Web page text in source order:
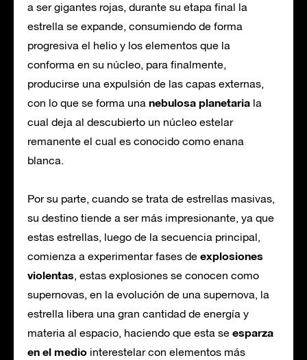
a ser gigantes rojas, durante su etapa final la
estrella se expande, consumiendo de forma
progresiva el helio y los elementos que la
conforma en su núcleo, para finalmente,
producirse una expulsión de las capas externas,
con lo que se forma una nebulosa planetaria la
cual deja al descubierto un núcleo estelar
remanente el cual es conocido como enana
blanca.
Por su parte, cuando se trata de estrellas masivas,
su destino tiende a ser más impresionante, ya que
estas estrellas, luego de la secuencia principal,
comienza a experimentar fases de explosiones
violentas, estas explosiones se conocen como
supernovas, en la evolución de una supernova, la
estrella libera una gran cantidad de energía y
materia al espacio, haciendo que esta se esparza
en el medio interestelar con elementos más